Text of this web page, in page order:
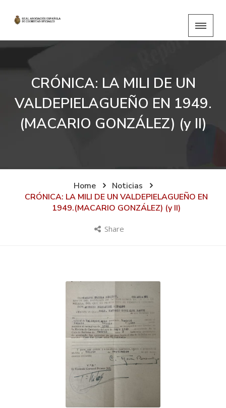
CRÓNICA: LA MILI DE UN
VALDEPIELAGUEÑO EN 1949.
(MACARIO GONZÁLEZ) (y II)
Home
Noticias
CRÓNICA: LA MILI DE UN VALDEPIELAGUEÑO EN
1949.(MACARIO GONZÁLEZ) (y II)
Share